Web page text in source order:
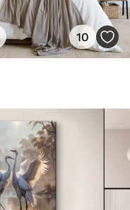
10